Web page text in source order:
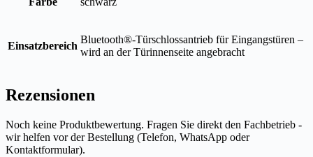
Einsatzbereich
Bluetooth®-Türschlossantrieb für Eingangstüren –
wird an der Türinnenseite angebracht
Rezensionen
Noch keine Produktbewertung. Fragen Sie direkt den Fachbetrieb -
wir helfen vor der Bestellung (Telefon, WhatsApp oder
Kontaktformular).